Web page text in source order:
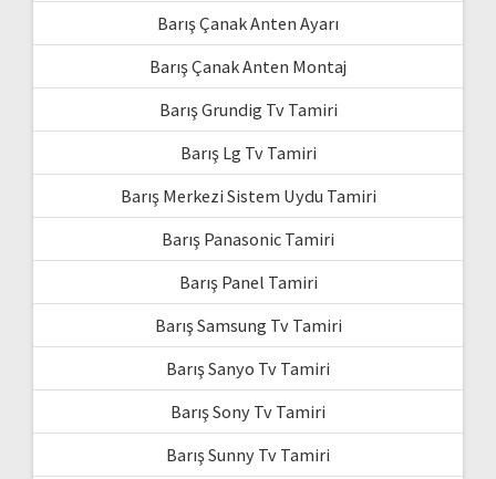
Barış Çanak Anten Ayarı
Barış Çanak Anten Montaj
Barış Grundig Tv Tamiri
Barış Lg Tv Tamiri
Barış Merkezi Sistem Uydu Tamiri
Barış Panasonic Tamiri
Barış Panel Tamiri
Barış Samsung Tv Tamiri
Barış Sanyo Tv Tamiri
Barış Sony Tv Tamiri
Barış Sunny Tv Tamiri